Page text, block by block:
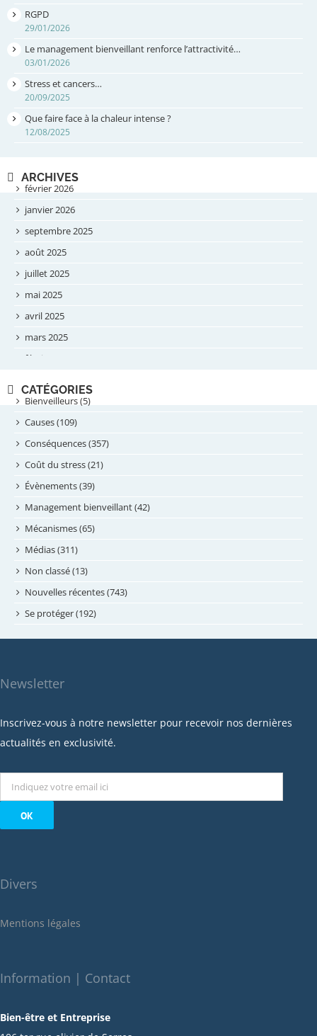
RGPD
29/01/2026
Le management bienveillant renforce l’attractivité…
03/01/2026
Stress et cancers…
20/09/2025
Que faire face à la chaleur intense ?
12/08/2025
ARCHIVES
février 2026
janvier 2026
septembre 2025
août 2025
juillet 2025
mai 2025
avril 2025
mars 2025
février 2025
septembre 2024
août 2024
juillet 2024
juin 2024
mai 2024
avril 2024
février 2024
janvier 2024
novembre 2023
octobre 2023
septembre 2023
mars 2023
janvier 2023
décembre 2022
octobre 2022
septembre 2022
mai 2022
décembre 2021
octobre 2021
juillet 2021
CATÉGORIES
Bienveilleurs (5)
Causes (109)
Conséquences (357)
Coût du stress (21)
Évènements (39)
Management bienveillant (42)
Mécanismes (65)
Médias (311)
Non classé (13)
Nouvelles récentes (743)
Se protéger (192)
Newsletter
Inscrivez-vous à notre newsletter pour recevoir nos dernières
actualités en exclusivité.
Divers
Mentions légales
Information | Contact
Bien-être et Entreprise